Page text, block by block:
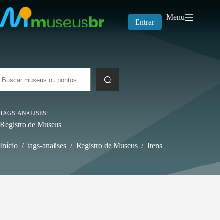
para
o
conteúdo
Entrar
Menu
resultados
TAGS-ANALISES
Registro de Museus
Início / tags-analises / Registro de Museus / Itens